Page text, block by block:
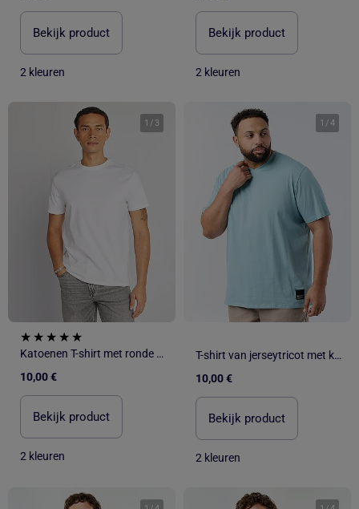
Bekijk product
2 kleuren
Bekijk product
2 kleuren
1 / 3
Katoenen T-shirt met ronde hals
10,00 €
Bekijk product
2 kleuren
1 /4
T-shirt van jerseytricot met korte mouwen
10,00 €
Bekijk product
2 kleuren